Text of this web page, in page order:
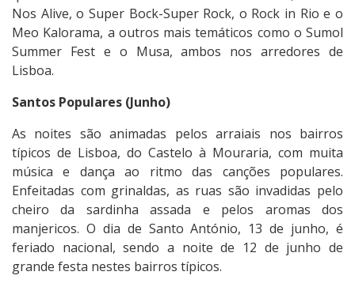
Nos Alive, o Super Bock-Super Rock, o Rock in Rio e o
Meo Kalorama, a outros mais temáticos como o Sumol
Summer Fest e o Musa, ambos nos arredores de
Lisboa.
Santos Populares (Junho)
As noites são animadas pelos arraiais nos bairros
típicos de Lisboa, do Castelo à Mouraria, com muita
música e dança ao ritmo das canções populares.
Enfeitadas com grinaldas, as ruas são invadidas pelo
cheiro da sardinha assada e pelos aromas dos
manjericos. O dia de Santo António, 13 de junho, é
feriado nacional, sendo a noite de 12 de junho de
grande festa nestes bairros típicos.